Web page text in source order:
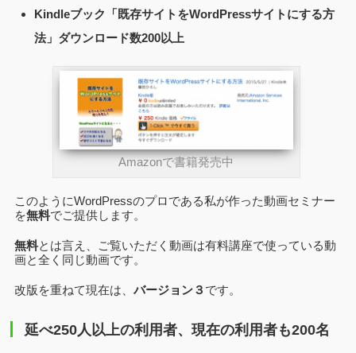
Kindleブック「既存サイトをWordPressサイトにする方
法」ダウンロード数200以上
Amazonで書籍発売中
このようにWordPressのプロである私が作った動画セミナー
を無料でご提供します。
無料とは言え、ご覧いただく動画は有料講座で使っている動
画と全く同じ動画です。
改版を重ねて現在は、バージョン３ です。
延べ250人以上の利用者、現在の利用者も200名